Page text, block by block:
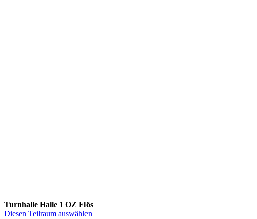
Turnhalle Halle 1 OZ Flös
Diesen Teilraum auswählen